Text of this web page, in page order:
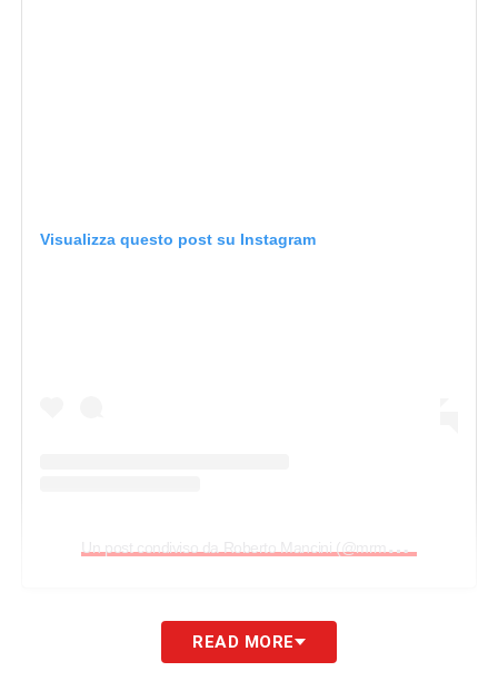
Visualizza questo post su Instagram
L’attuale Ct dell’Arabia Sauditacondivide
READ MORE